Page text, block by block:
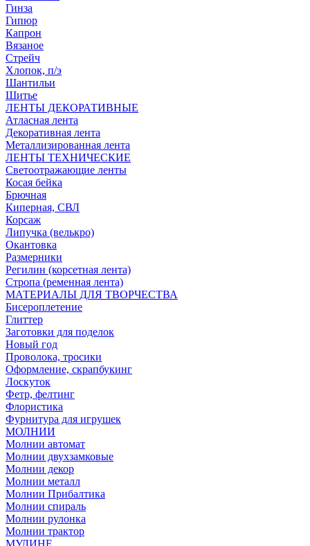
Гинза
Гипюр
Капрон
Вязаное
Стрейч
Хлопок, п/э
Шантильи
Шитье
ЛЕНТЫ ДЕКОРАТИВНЫЕ
Атласная лента
Декоративная лента
Металлизированная лента
ЛЕНТЫ ТЕХНИЧЕСКИЕ
Светоотражающие ленты
Косая бейка
Брючная
Киперная, СВЛ
Корсаж
Липучка (велькро)
Окантовка
Размерники
Регилин (корсетная лента)
Стропа (ременная лента)
МАТЕРИАЛЫ ДЛЯ ТВОРЧЕСТВА
Бисероплетение
Глиттер
Заготовки для поделок
Новый год
Проволока, тросики
Оформление, скрапбукинг
Лоскуток
Фетр, фелтинг
Флористика
Фурнитура для игрушек
МОЛНИИ
Молнии автомат
Молнии двухзамковые
Молнии декор
Молнии металл
Молнии Прибалтика
Молнии спираль
Молнии рулонка
Молнии трактор
МУЛИНЕ